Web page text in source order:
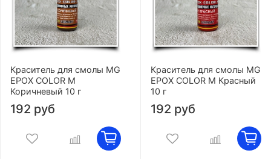
Краситель для смолы MG
EPOX COLOR M
Коричневый 10 г
192 руб
Краситель для смолы MG
EPOX COLOR M Красный
10 г
192 руб